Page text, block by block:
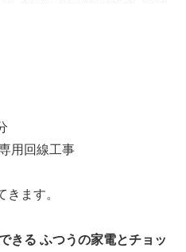
用回線工事
ます。
きる ふつうの家電とチョッ